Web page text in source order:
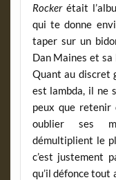
Rockerétait
qui te donne
taper sur un
Dan Maines et sa
Quant au discret
est lambda, il ne
peux que retenir
oublier ses
démultiplient le
c’est justement
qu’il défonce